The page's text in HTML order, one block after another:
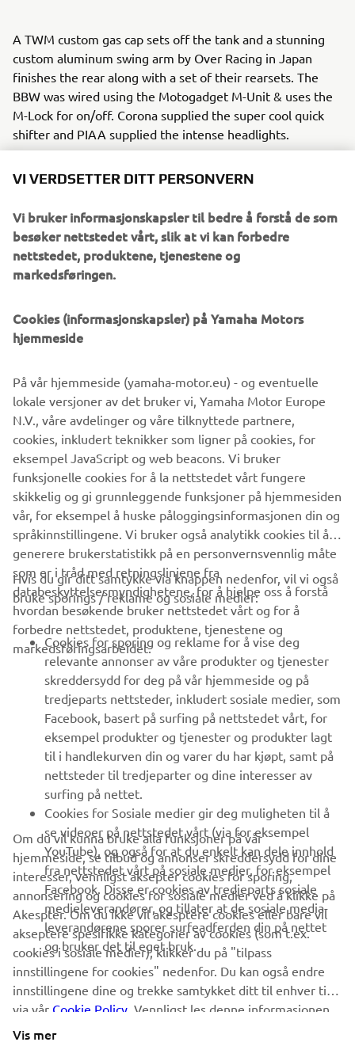
A TWM custom gas cap sets off the tank and a stunning
custom aluminum swing arm by Over Racing in Japan
finishes the rear along with a set of their rearsets. The
BBW was wired using the Motogadget M-Unit & uses the
M-Lock for on/off. Corona supplied the super cool quick
shifter and PIAA supplied the intense headlights.
slick and rain tyres to maximize the fun whatever the
custom graphics and paint was the work of London artist
Death Spray Custom.
VIRKSOMHET
B2B
UTFORSK YAMAHA
FAQ & SUPPORT
NYHETSBREV
Vær den første til å lære om de siste tilbudene, spesielle
arrangementer, nye utgivelser og mye mer
ABONNER
Les vår personvernerklæring for å lære hvordan vi behandler dine
personopplysninger:
Retningslinjer for Personvern
Norway (Norwegian)
VI VERDSETTER DITT PERSONVERN
Vi bruker informasjonskapsler til bedre å forstå de som
besøker nettstedet vårt, slik at vi kan forbedre
nettstedet, produktene, tjenestene og
markedsføringen.
Cookies (informasjonskapsler) på Yamaha Motors
hjemmeside
På vår hjemmeside (yamaha-motor.eu) - og eventuelle
lokale versjoner av det bruker vi, Yamaha Motor Europe
N.V., våre avdelinger og våre tilknyttede partnere,
cookies, inkludert teknikker som ligner på cookies, for
eksempel JavaScript og web beacons. Vi bruker
funksjonelle cookies for å la nettstedet vårt fungere
skikkelig og gi grunnleggende funksjoner på hjemmesiden
vår, for eksempel å huske påloggingsinformasjonen din og
språkinnstillingene. Vi bruker også analytikk cookies til å
generere brukerstatistikk på en personvernsvennlig måte
som er i tråd med retningslinjene fra
databeskyttelsesmyndighetene, for å hjelpe oss å forstå
hvordan besøkende bruker nettstedet vårt og for å
forbedre nettstedet, produktene, tjenestene og
markedsføringsarbeidet.
Hvis du gir ditt samtykke via knappen nedenfor, vil vi også
bruke sporings / reklame og sosiale medier:
Cookies for sporing og reklame for å vise deg
relevante annonser av våre produkter og tjenester
skreddersydd for deg på vår hjemmeside og på
tredjeparts nettsteder, inkludert sosiale medier, som
Facebook, basert på surfing på nettstedet vårt, for
eksempel produkter og tjenester og produkter lagt
til i handlekurven din og varer du har kjøpt, samt på
nettsteder til tredjeparter og dine interesser av
surfing på nettet.
Cookies for Sosiale medier gir deg muligheten til å
se videoer på nettstedet vårt (via for eksempel
YouTube), og også for at du enkelt kan dele innhold
fra nettstedet vårt på sosiale medier, for eksempel
Facebook. Disse er cookies av tredjeparts sosiale
medieleverandører, og tillater at de sosiale media-
leverandørene sporer surfeadferden din på nettet
og bruker det til eget bruk.
Om du vil kunna bruke alla funksjoner på vår
hjemmeside, se tilbud og annonser skreddersydd for dine
interesser, vennligst aksepter cookies for sporing,
annonsering og cookies for sosiale medier ved å klikke på
Akespter. Om du ikke vil akesptere cookies eller bare vil
akseptere spesifikke kategorier av cookies (som t.ex.
cookies i sosiale medier), klikker du på "tilpass
innstillingene for cookies" nedenfor. Du kan også endre
innstillingene dine og trekke samtykket ditt til enhver tid
via vår Cookie Policy . Vennligst les denne informasjonen
for å lære mer om cookies vi bruker og hvordan vi
Vis mer